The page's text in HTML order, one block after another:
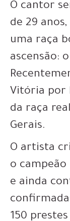
O cantor
de 29
uma raça
ascensão:
Vitória por
da raça
Gerais.
O artista
o campeão
e ainda
150